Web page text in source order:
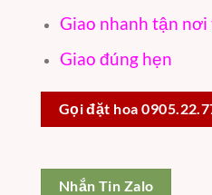
Giao nhanh tận
Giao đúng hẹn
Gọi đặt hoa
Nhắn Tin Zalo